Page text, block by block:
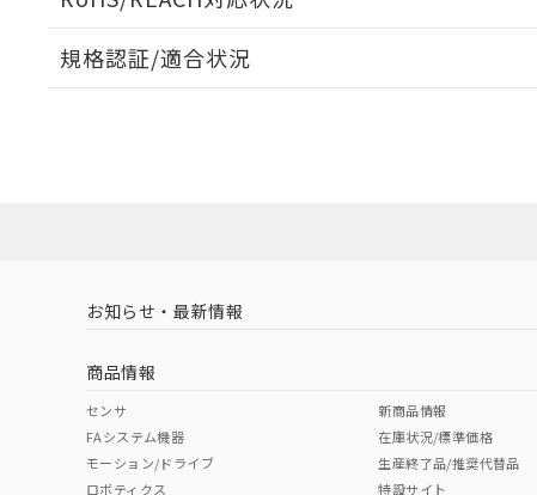
取りつけ穴加工図
EU RoHS 注意事項・凡例
中国 RoHS 注意事項・凡例
中国 RoHS表
Pb Hg Cr(VI)
規格認証/適合状況
（イギリス
（ノルウェー
お知らせ・最新情報
商品情報
センサ
FAシステム機器
モーション/ドライブ
ロボティクス
新商品情報
在庫状況/標準価格
生産終了品/推奨代替品
特設サイト